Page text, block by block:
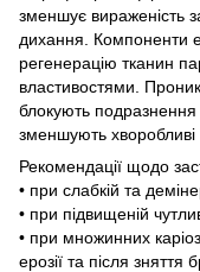
зменшує вираженість
дихання. Компоненти
регенерацію тканин
властивостями.
блокують
зменшують хворобливі
Рекомендації щодо
• при слабкій та
• при підвищеній
• при множинних
ерозії та після зняття